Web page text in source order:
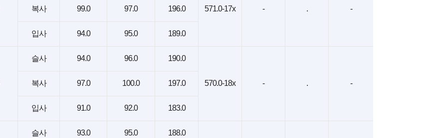
571.0-17x - . -
복사 99.0 97.0 196.0
입사 94.0 95.0 189.0
슬사 94.0 96.0 190.0
570.0-18x - . -
복사 97.0 100.0 197.0
입사 91.0 92.0 183.0
슬사 93.0 95.0 188.0